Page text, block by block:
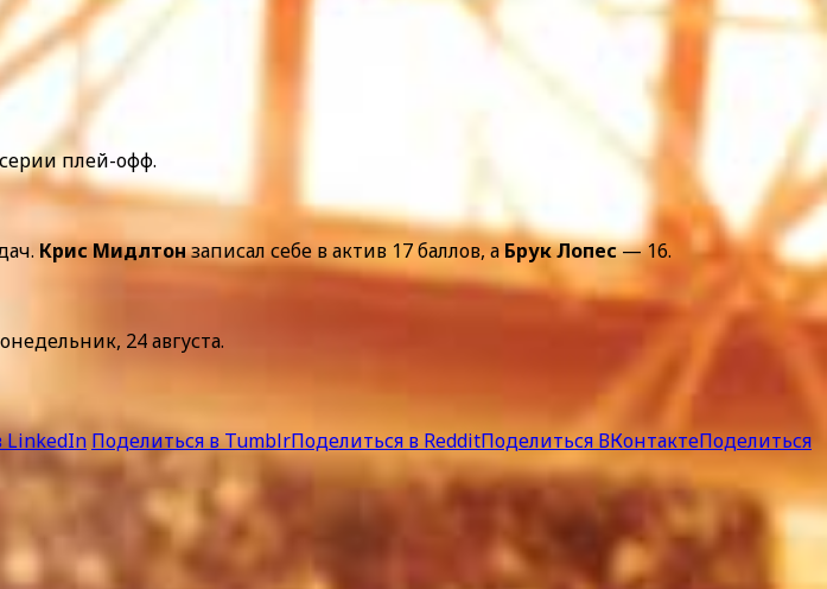
плей-офф.
Крис Мидлтонзаписал себе в актив 17 баллов, а Брук Лопес— 16.
24 августа.
LinkedIn Поделиться в TumblrПоделиться в RedditПоделиться ВКонтактеПоделиться